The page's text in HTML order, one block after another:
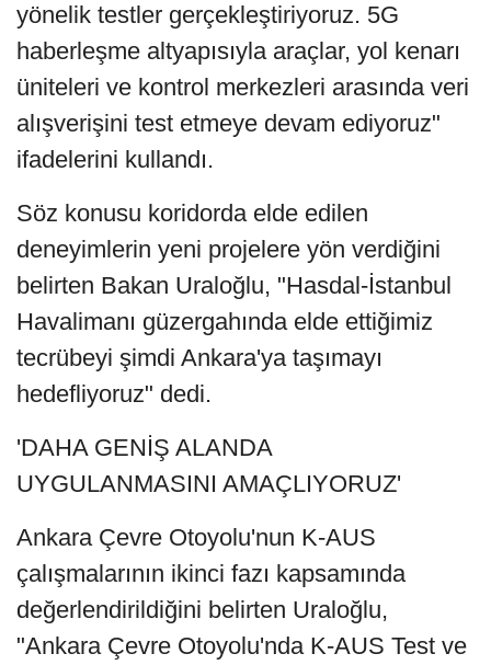
yönelik testler gerçekleştiriyoruz. 5G
haberleşme altyapısıyla araçlar, yol kenarı
üniteleri ve kontrol merkezleri arasında veri
alışverişini test etmeye devam ediyoruz"
ifadelerini kullandı.
Söz konusu koridorda elde edilen
deneyimlerin yeni projelere yön verdiğini
belirten Bakan Uraloğlu, "Hasdal-İstanbul
Havalimanı güzergahında elde ettiğimiz
tecrübeyi şimdi Ankara'ya taşımayı
hedefliyoruz" dedi.
'DAHA GENİŞ ALANDA
UYGULANMASINI AMAÇLIYORUZ'
Ankara Çevre Otoyolu'nun K-AUS
çalışmalarının ikinci fazı kapsamında
değerlendirildiğini belirten Uraloğlu,
"Ankara Çevre Otoyolu'nda K-AUS Test ve